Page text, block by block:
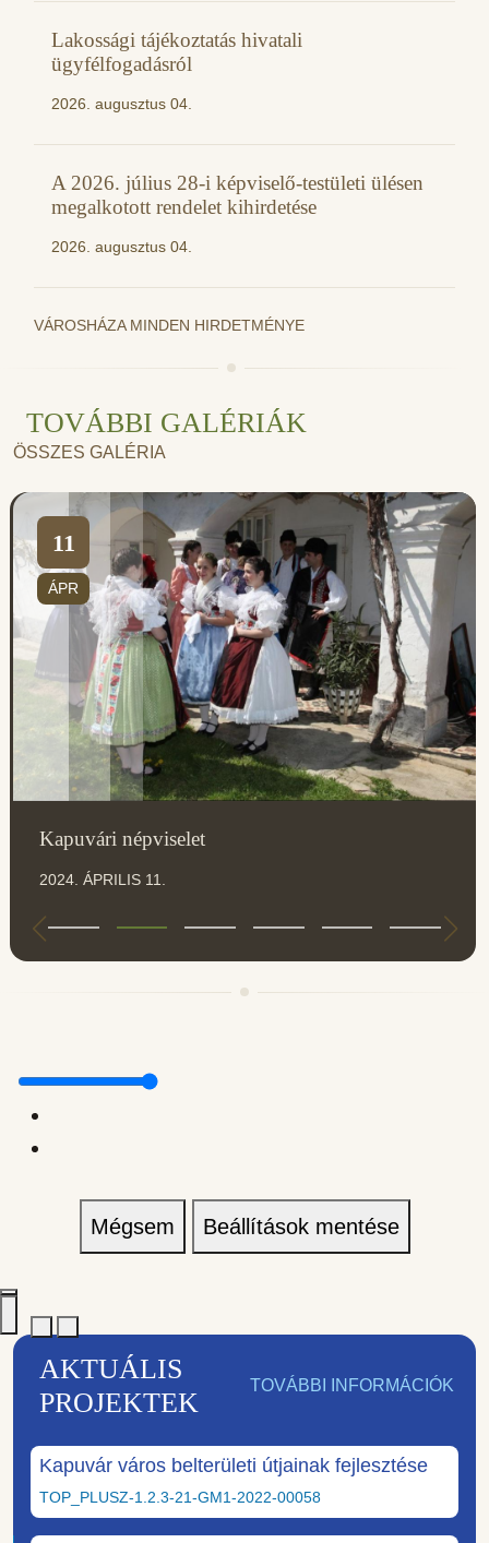
Lakossági tájékoztatás hivatali
ügyfélfogadásról
2026. augusztus 04.
A 2026. július 28-i képviselő-testületi ülésen
megalkotott rendelet kihirdetése
2026. augusztus 04.
VÁROSHÁZA MINDEN HIRDETMÉNYE
TOVÁBBI GALÉRIÁK
ÖSSZES GALÉRIA
11
ÁPR
Kapuvári népviselet
2024. ÁPRILIS 11.
Mégsem Beállítások mentése
AKTUÁLIS
PROJEKTEK
TOVÁBBI INFORMÁCIÓK
Kapuvár város belterületi útjainak fejlesztése
TOP_PLUSZ-1.2.3-21-GM1-2022-00058